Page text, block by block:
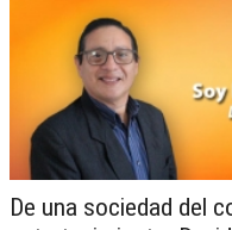
De una sociedad del